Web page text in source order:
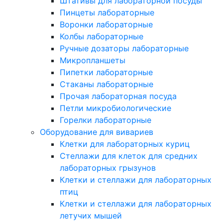
Пинцеты лабораторные
Воронки лабораторные
Колбы лабораторные
Ручные дозаторы лабораторные
Микропланшеты
Пипетки лабораторные
Стаканы лабораторные
Прочая лабораторная посуда
Петли микробиологические
Горелки лабораторные
Оборудование для вивариев
Клетки для лабораторных куриц
Стеллажи для клеток для средних
лабораторных грызунов
Клетки и стеллажи для лабораторных
птиц
Клетки и стеллажи для лабораторных
летучих мышей